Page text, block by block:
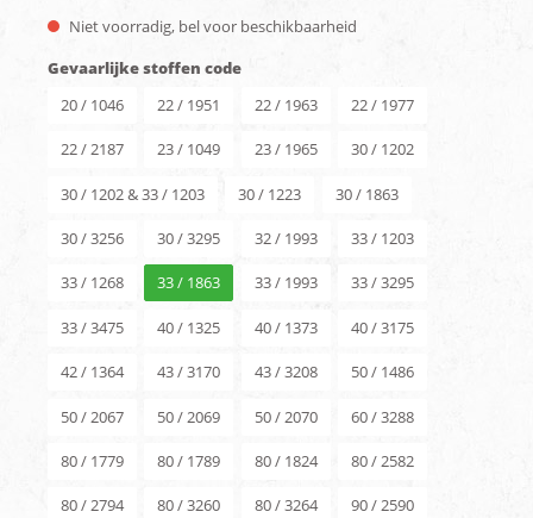
Niet voorradig, bel voor beschikbaarheid
Gevaarlijke stoffen code
20 / 1046
22 / 1951 22 / 1963 22 / 1977
22 / 2187 23 / 1049 23 / 1965 30 / 1202
30 / 1202 & 33 / 1203 30 / 1223 30 / 1863
30 / 3256 30 / 3295 32 / 1993 33 / 1203
33 / 1268 33 / 1863 33 / 1993 33 / 3295
33 / 3475 40 / 1325 40 / 1373 40 / 3175
42 / 1364 43 / 3170 43 / 3208 50 / 1486
50 / 2067 50 / 2069 50 / 2070 60 / 3288
80 / 1779 80 / 1789 80 / 1824 80 / 2582
80 / 2794 80 / 3260 80 / 3264 90 / 2590